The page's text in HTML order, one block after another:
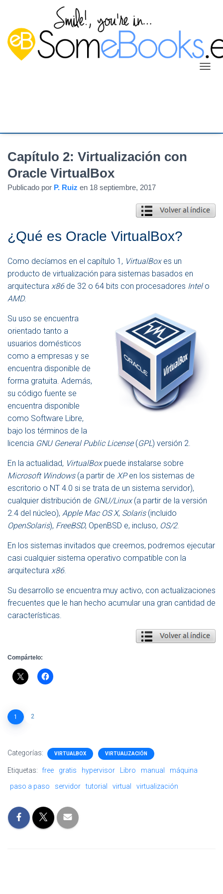
V
Capítulo 2: Virtualización con
Oracle VirtualBox
Publicado por P. Ruiz en 18 septiembre, 2017
¿Qué es Oracle VirtualBox?
Como decíamos en el capítulo 1, VirtualBoxes un
producto de virtualización para sistemas basados en
arquitectura x86de 32 o 64 bits con procesadores Intelo
AMD.
Su uso se encuentra
orientado tanto a
usuarios domésticos
como a empresas y se
encuentra disponible de
forma gratuita. Además,
su código fuente se
encuentra disponible
como Software Libre,
bajo los términos de la
licencia GNU General Public License(GPL) versión 2.
En la actualidad, VirtualBoxpuede instalarse sobre
Microsoft Windows(a partir de XPen los sistemas de
escritorio o NT 4.0 si se trata de un sistema servidor),
cualquier distribución de GNU/Linux(a partir de la versión
2.4 del núcleo), Apple Mac OS X, Solaris(incluido
OpenSolaris), FreeBSD, OpenBSD e, incluso, OS/2.
En los sistemas invitados que creemos, podremos ejecutar
casi cualquier sistema operativo compatible con la
arquitectura x86.
Su desarrollo se encuentra muy activo, con actualizaciones
frecuentes que le han hecho acumular una gran cantidad de
características.
Compártelo:
1 2
Categorías: VIRTUALBOX VIRTUALIZACIÓN
Etiquetas: free gratis hypervisor Libro manual
máquina
paso a paso
servidor tutorial virtual virtualización